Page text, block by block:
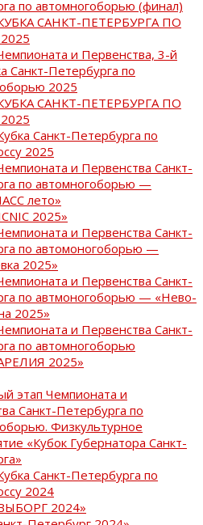
по автомногоборью (финал)
САНКТ-ПЕТЕРБУРГА ПО
и Первенства, 3-й
Санкт-Петербурга по
2025
САНКТ-ПЕТЕРБУРГА ПО
Санкт-Петербурга по
2025
и Первенства Санкт-
по автомногоборью —
лето»
2025»
и Первенства Санкт-
по автомоногоборью —
2025»
и Первенства Санкт-
по автмоногоборью — «Нево-
2025»
и Первенства Санкт-
по автомногоборью
2025»
этап Чемпионата и
Санкт-Петербурга по
Физкультурное
«Кубок Губернатора Санкт-
Санкт-Петербурга по
2024
2024»